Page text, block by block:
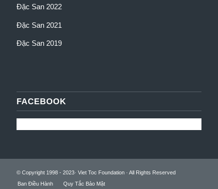
Đặc San 2022
Đặc San 2021
Đặc San 2019
FACEBOOK
© Copyright 1998 - 2023· Viet Toc Foundation · All Rights Reserved
Ban Điều Hành
Quy Tắc Bảo Mật